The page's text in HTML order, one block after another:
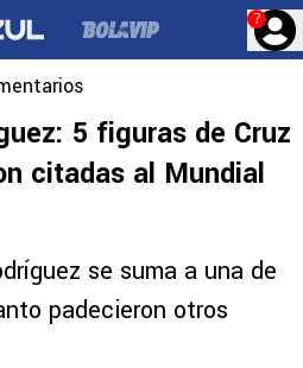
?
5 figuras de Cruz
citadas al Mundial
se suma a una de
padecieron otros